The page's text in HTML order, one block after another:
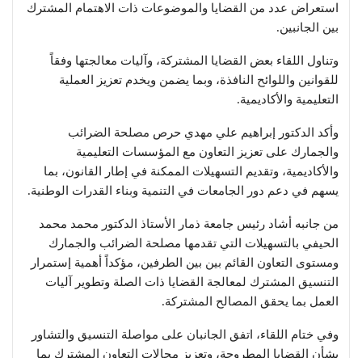
استعراض عدد من القضايا والموضوعات ذات الاهتمام المشترك
بين الجانبين.
وتناول اللقاء بعض القضايا المشتركة، وآليات معالجتها وفقاً
للقوانين واللوائح النافذة، وبما يضمن ويخدم تعزيز العملية
التعليمية والأكاديمية.
وأكد الدكتور إبراهيم علي مهدي حرص مصلحة الضرائب
والجمارك على تعزيز التعاون مع المؤسسات التعليمية
والأكاديمية، وتقديم التسهيلات الممكنة في إطار القانون، بما
يسهم في دعم دور الجامعات في التنمية وبناء القدرات الوطنية.
من جانبه أشاد رئيس جامعة ذمار الأستاذ الدكتور محمد محمد
الحيفي بالتسهيلات التي تقدمها مصلحة الضرائب والجمارك
ومستوى التعاون القائم بين بين الطرفين، مؤكداً أهمية إستمرار
التنسيق المشترك لمعالجة القضايا ذات الصلة وتطوير آليات
العمل بما يحقق المصالح المشتركة.
وفي ختام اللقاء، اتفق الجانبان على مواصلة التنسيق والتشاور
بشأن القضايا المطروحة، وتعزيز مجالات التعاون المشترك بما